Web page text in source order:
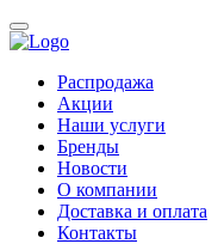
Распродажа
Акции
Наши услуги
Бренды
Новости
О компании
Доставка и оплата
Контакты